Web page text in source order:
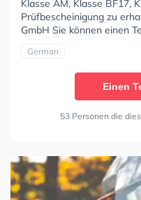
Klasse AM, Klasse BF17,
Prüfbescheinigung zu
GmbH Sie können einen
German
Einen
53 Personen die